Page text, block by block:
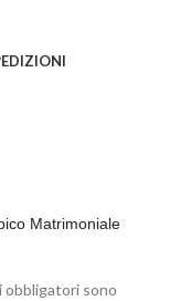
Matrimoniale
obbligatori sono